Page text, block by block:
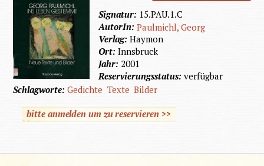
Signatur: 15.PAU.1.C
AutorIn:Paulmichl, Georg
Verlag:Haymon
Ort:Innsbruck
Jahr: 2001
Reservierungsstatus:verfügbar
Schlagworte:Gedichte Texte Bilder
bitte anmelden um zu reservieren >>